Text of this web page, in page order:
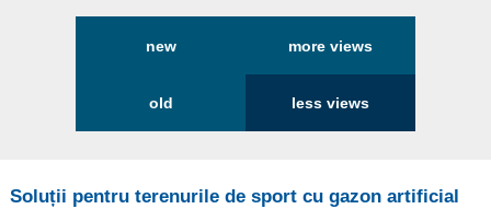
new
old
more views
less views
Soluții pentru terenurile de sport cu gazon artificial